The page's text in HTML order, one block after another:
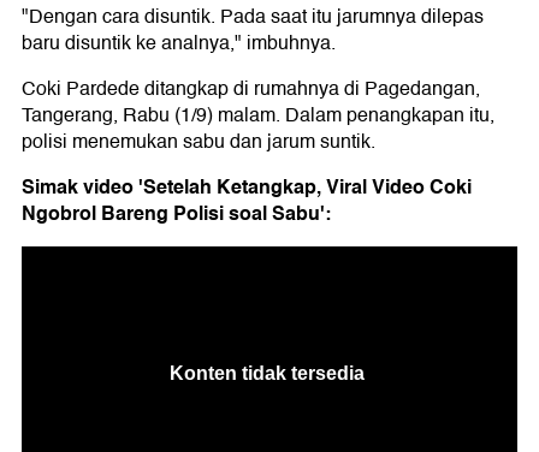
"Dengan cara disuntik. Pada saat itu jarumnya dilepas
baru disuntik ke analnya," imbuhnya.
Coki Pardede ditangkap di rumahnya di Pagedangan,
Tangerang, Rabu (1/9) malam. Dalam penangkapan itu,
polisi menemukan sabu dan jarum suntik.
Simak video 'Setelah Ketangkap, Viral Video Coki
Ngobrol Bareng Polisi soal Sabu':